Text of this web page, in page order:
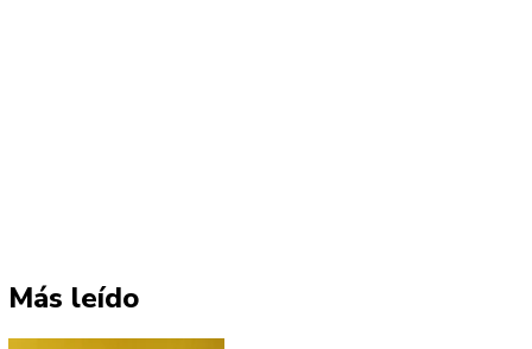
Más leído